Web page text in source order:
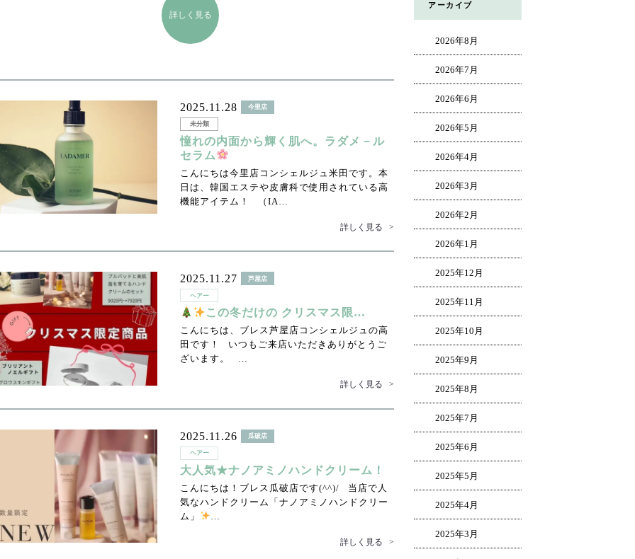
詳しく見る
2025.11.28 今里店
未分類
憧れの内面から輝く肌へ。ラダメ－ル
セラム
こんにちは今里店コンシェルジュ米田です。本
日は、韓国エステや皮膚科で使用されている高
機能アイテム！ （IA…
詳しく見る >
2025.11.27 芦屋店
ヘアー
この冬だけの クリスマス限…
こんにちは、ブレス芦屋店コンシェルジュの高
田です！ いつもご来店いただきありがとうご
ざいます。 …
詳しく見る >
2025.11.26 瓜破店
ヘアー
大人気★ナノアミノハンドクリーム！
こんにちは！ブレス瓜破店です(^^)/ 当店で人
気なハンドクリーム「ナノアミノハンドクリー
ム」
詳しく見る >
アーカイブ
2026年8月
2026年7月
2026年6月
2026年5月
2026年4月
2026年3月
2026年2月
2026年1月
2025年12月
2025年11月
2025年10月
2025年9月
2025年8月
2025年7月
2025年6月
2025年5月
2025年4月
2025年3月